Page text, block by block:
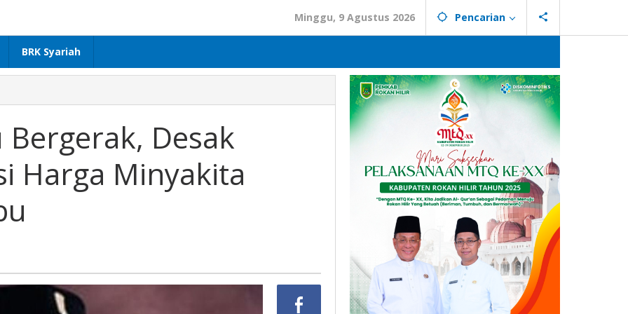
Minggu, 9 Agustus 2026 Pencarian
BRK Syariah
Bergerak, Desak
Harga Minyakita